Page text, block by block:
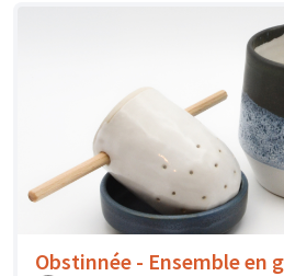
Obstinnée - Ensemble en